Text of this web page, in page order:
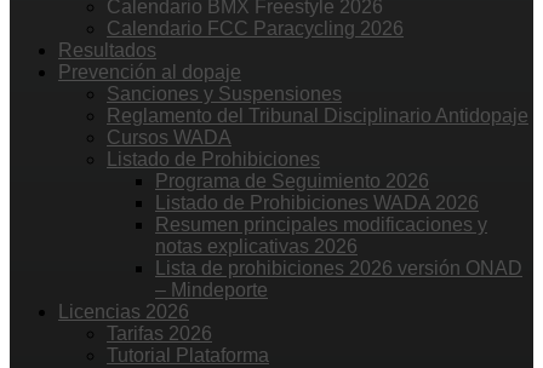
Calendario BMX Freestyle 2026
Calendario FCC Paracycling 2026
Resultados
Prevención al dopaje
Sanciones y Suspensiones
Reglamento del Tribunal Disciplinario Antidopaje
Cursos WADA
Listado de Prohibiciones
Programa de Seguimiento 2026
Listado de Prohibiciones WADA 2026
Resumen principales modificaciones y
notas explicativas 2026
Lista de prohibiciones 2026 versión ONAD
– Mindeporte
Licencias 2026
Tarifas 2026
Tutorial Plataforma